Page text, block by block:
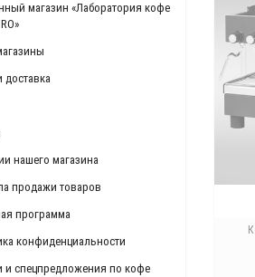
магазин «Лаборатория кофе
доставка
нашего магазина
продажи товаров
программа
конфиденциальности
и спецпредложения по кофе